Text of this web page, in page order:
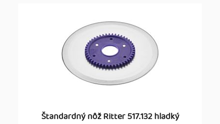
Štandardný nôž Ritter 517.132 hladký